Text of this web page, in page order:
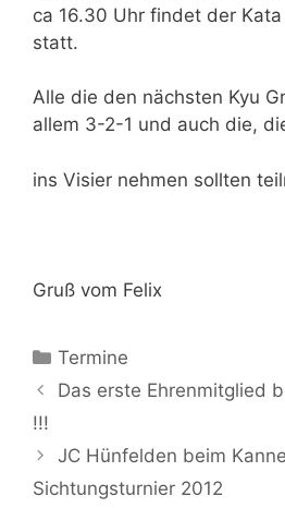
ca 16.30 Uhr findet der
statt.
Alle die den nächsten Kyu
allem 3-2-1 und auch die,
ins Visier nehmen sollten
Gruß vom Felix
Kategorien
Termine
Beitrags-
Navigation
Das erste Ehrenmitglied
!!!
JC Hünfelden beim
Sichtungsturnier 2012